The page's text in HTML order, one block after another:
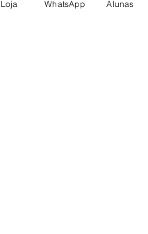
já passaram por aqui
Loja WhatsApp Alunas